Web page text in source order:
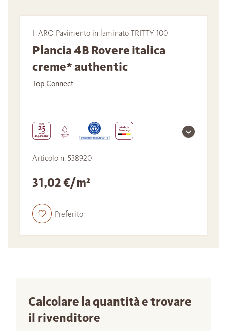
HARO Pavimento in laminato TRITTY 100
Plancia 4B Rovere italica
creme* authentic
Top Connect
Articolo n. 538920
31,02 €/m²
Preferito
Calcolare la quantità e trovare
il rivenditore